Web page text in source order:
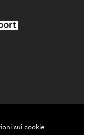
sui cookie